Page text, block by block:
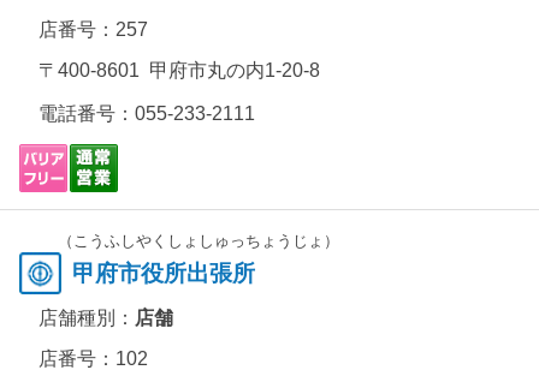
店番号：257
〒400-8601 甲府市丸の内1-20-8
電話番号： 055-233-2111
（こうふしやくしょしゅっちょうじょ）
甲府市役所出張所
店舗種別： 店舗
店番号：102